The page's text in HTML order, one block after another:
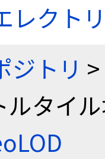
レクト
ジトリ >
ルタイ